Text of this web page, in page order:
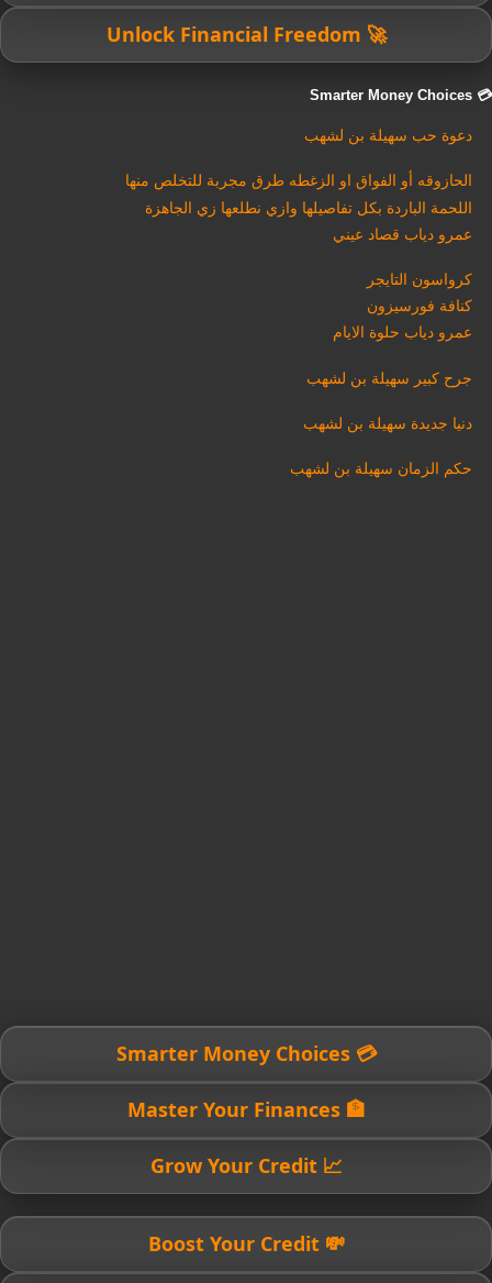
🚀 Unlock Financial Freedom
💳 Smarter Money Choices
دعوة حب سهيلة بن لشهب
الحازوقه أو الفواق او الزغطه طرق مجربة للتخلص منها
اللحمة الباردة بكل تفاصيلها وازي نطلعها زي الجاهزة
عمرو دياب قصاد عيني
كرواسون التايجر
كنافة فورسيزون
عمرو دياب حلوة الايام
جرح كبير سهيلة بن لشهب
دنيا جديدة سهيلة بن لشهب
حكم الزمان سهيلة بن لشهب
💳 Smarter Money Choices
🏦 Master Your Finances
📈 Grow Your Credit
💸 Boost Your Credit